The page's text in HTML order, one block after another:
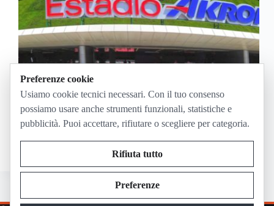
I posti vuoti visti in Corea del Sud-Repubblica Ceca
non chiudono il Mondiale 2026 come un flop: il dato
ufficiale riportato dalle cronache parla di 44.985
spettatori a Guadalajara, vicino alla capienza
Preferenze cookie
Usiamo cookie tecnici necessari. Con il tuo consenso
possiamo usare anche strumenti funzionali, statistiche e
pubblicità. Puoi accettare, rifiutare o scegliere per categoria.
Rifiuta tutto
Preferenze